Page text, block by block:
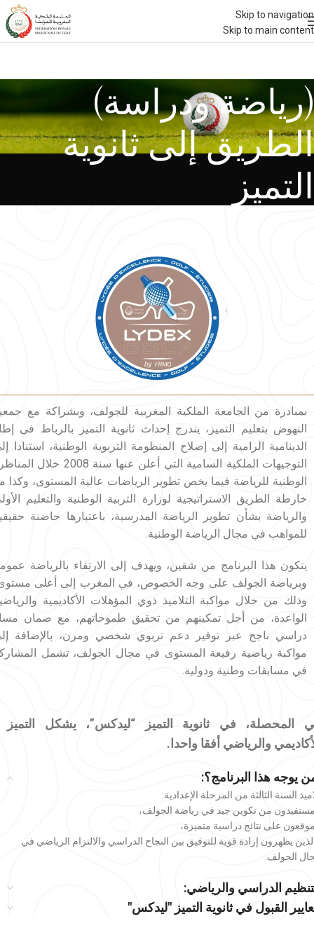
Skip to navigation
Skip to main content
(رياضة ودراسة)
الطريق إلى ثانوية
التميز
بمبادرة من الجامعة الملكية المغربية للجولف، وبشراكة مع
النهوض بتعليم التميز، يندرج إحداث ثانوية التميز بالرباط في
الدينامية الرامية إلى إصلاح المنظومة التربوية الوطنية، استنادا
التوجيهات الملكية السامية التي أعلن عنها سنة 2008 خلال
الوطنية للرياضة فيما يخص تطوير الرياضات عالية المستوى، وكذا
خارطة الطريق الاستراتيجية لوزارة التربية الوطنية والتعليم
والرياضة بشأن تطوير الرياضة المدرسية، باعتبارها حاضنة
للمواهب في مجال الرياضة الوطنية.
يتكون هذا البرنامج من شقين، ويهدف إلى الارتقاء بالرياضة
وبرياضة الجولف على وجه الخصوص، في المغرب إلى أعلى
وذلك من خلال مواكبة التلاميذ ذوي المؤهلات الأكاديمية
الواعدة، من أجل تمكينهم من تحقيق طموحاتهم، مع ضمان
دراسي ناجح عبر توفير دعم تربوي شخصي ومرن، بالإضافة
مواكبة رياضية رفيعة المستوى في مجال الجولف، تشمل
في مسابقات وطنية ودولية.
المحصلة، في ثانوية التميز “ليدكس”، يشكل التميز
والرياضي أفقا واحدا .
يوجه هذا البرنامج؟:
السنة الثالثة من المرحلة الإعدادية:
من تكوين جيد في رياضة الجولف،
على نتائج دراسية متميزة،
يظهرون إرادة قوية للتوفيق بين النجاح الدراسي والالتزام الرياضي في
الجولف.
الدراسي والرياضي:
القبول في ثانوية التميز "ليدكس"